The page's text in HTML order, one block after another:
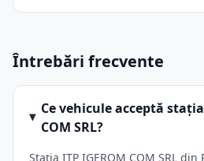
Întrebări frecvente
Ce vehicule acceptă stația
COM SRL?
Stația ITP IGEROM COM SRL din